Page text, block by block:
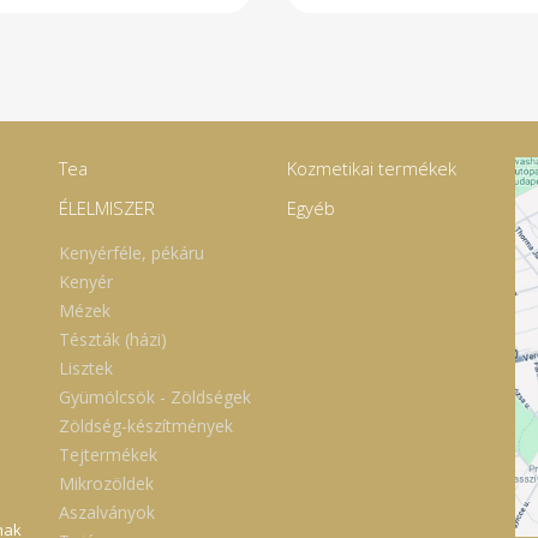
Tea
ÉLELMISZER
Kenyérféle, pékáru
Kenyér
Mézek
Tészták (házi)
Lisztek
Gyümölcsök - Zöldségek
Zöldség-készítmények
Tejtermékek
Mikrozöldek
Aszalványok
Kozmetikai termékek
Egyéb